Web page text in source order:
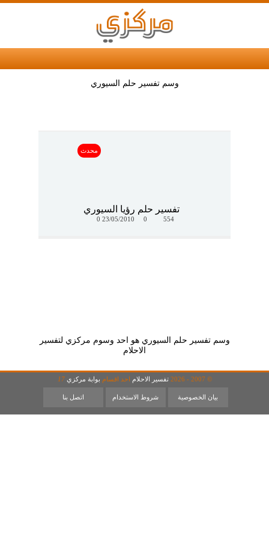
وسم تفسير حلم السيوري
محدث
تفسير حلم رؤيا السيوري
554
23/05/2010
0
وسم تفسير حلم السيوري هو احد وسوم مركزي لتفسير
الاحلام
© 2007 - 2026 تفسير الاحلام احد اقسام بوابة مركزي 17
بيان الخصوصية شروط الاستخدام اتصل بنا